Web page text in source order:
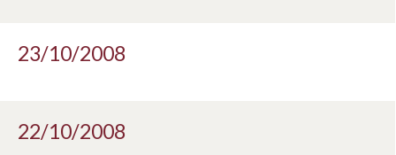
23/10/2008
22/10/2008